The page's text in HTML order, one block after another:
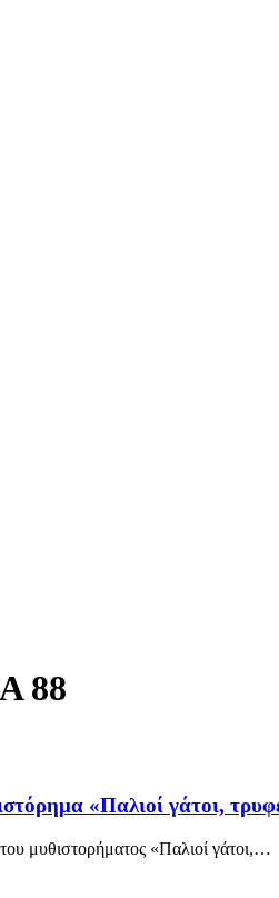
88
«Παλιοί γάτοι,
μυθιστορήματος «Παλιοί γάτοι,…